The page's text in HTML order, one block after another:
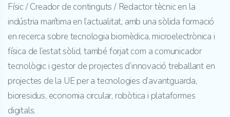
Físic / Creador de continguts / Redactor tècnic en la
indústria marítima en l’actualitat, amb una sòlida formació
en recerca sobre tecnologia biomèdica, microelectrònica i
física de l’estat sòlid, també forjat com a comunicador
tecnològic i gestor de projectes d’innovació treballant en
projectes de la UE per a tecnologies d’avantguarda,
bioresidus, economia circular, robòtica i plataformes
digitals.